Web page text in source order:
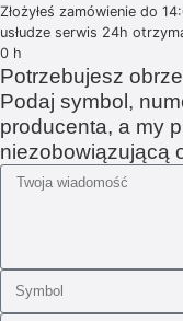
Złożyłeś zamówienie do
usłudze serwis 24h
0 h
Potrzebujesz
Podaj symbol,
producenta, a my
niezobowiązującą